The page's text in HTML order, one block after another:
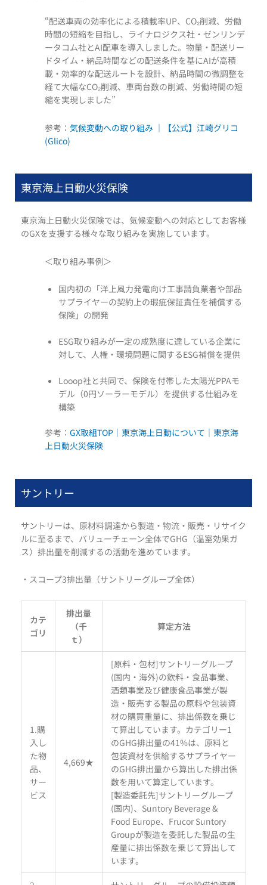
“配送車両の効率化による積載率UP、CO₂削減、労働
時間の短縮を目指し、ライナロジクス社・ゼンリンデ
ータコム社とAI配車を導入しました。物量・配送リー
ドタイム・納品時間などの配送条件を基にAIが高積
載・効率的な配送ルートを設計、納品時間の微調整を
経て大幅なCO₂削減、車両台数の削減、労働時間の短
縮を実現しました”
参考： 気候変動への取り組み ｜【公式】江崎グリコ
(Glico)
東京海上日動火災保険
東京海上日動火災保険では、気候変動への対応としてお客様
のGXを支援する様々な取り組みを実施しています。
＜取り組み事例＞
国内初の「洋上風力発電向け工事請負業者や部品
サプライヤーの契約上の瑕疵保証責任を補償する
保険」の開発
ESG取り組みが一定の成熟度に達している企業に
対して、人権・環境問題に関するESG補償を提供
Looop社と共同で、保険を付帯した太陽光PPAモ
デル（0円ソーラーモデル）を提供する仕組みを
構築
参考： GX取組TOP｜東京海上日動について｜東京海
上日動火災保険
サントリー
サントリーは、原材料調達から製造・物流・販売・リサイク
ルに至るまで、バリューチェーン全体でGHG（温室効果ガ
ス）排出量を削減するの活動を進めています。
・スコープ3排出量（サントリーグループ全体）
カテ
ゴリ
排出量
（千
ｔ）
算定方法
1.購
入し
た物
品、
サー
ビス
4,669★
[原料・包材]サントリーグループ
(国内・海外)の飲料・食品事業、
酒類事業及び健康食品事業が製
造・販売する製品の原料や包装資
材の購買重量に、排出係数を乗じ
て算出しています。カテゴリー1
のGHG排出量の41%は、原料と
包装資材を供給するサプライヤー
のGHG排出量から算出した排出係
数を用いて算定しています。
[製造委託先]サントリーグループ
(国内)、Suntory Beverage &
Food Europe、Frucor Suntory
Groupが製造を委託した製品の生
産量に排出係数を乗じて算出して
います。